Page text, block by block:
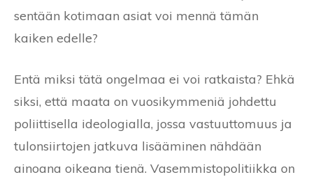
sentään kotimaan asiat voi mennä tämän
kaiken edelle?
Entä miksi tätä ongelmaa ei voi ratkaista? Ehkä
siksi, että maata on vuosikymmeniä johdettu
poliittisella ideologialla, jossa vastuuttomuus ja
tulonsiirtojen jatkuva lisääminen nähdään
ainoana oikeana tienä. Vasemmistopolitiikka on